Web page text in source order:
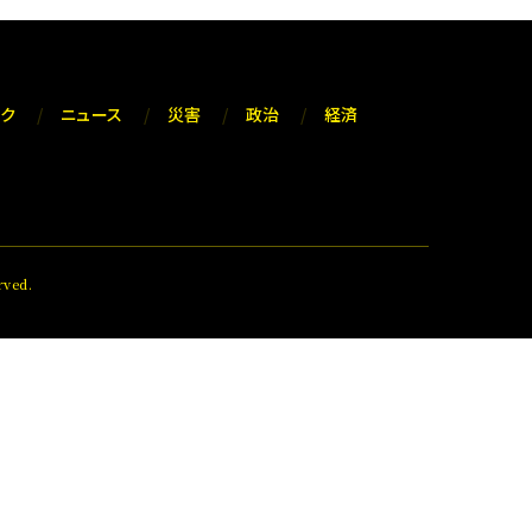
ニュース 災害 政治 経済